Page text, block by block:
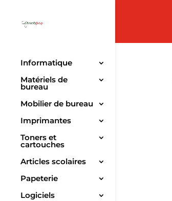
Informatique
Matériels de
bureau
Mobilier de bureau
Imprimantes
Toners et
cartouches
Articles scolaires
Papeterie
Logiciels